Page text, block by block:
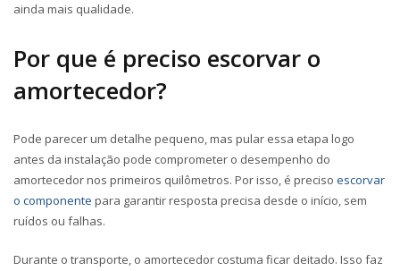
ainda mais qualidade.
Por que é preciso escorvar o
amortecedor?
Pode parecer um detalhe pequeno, mas pular essa etapa logo
antes da instalação pode comprometer o desempenho do
amortecedor nos primeiros quilômetros. Por isso, é preciso escorvar
o componente para garantir resposta precisa desde o início, sem
ruídos ou falhas.
Durante o transporte, o amortecedor costuma ficar deitado. Isso faz